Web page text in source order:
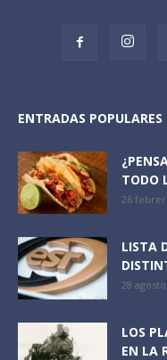
ENTRADAS POPULARES
TODO
26
LISTA
28 agosto
LOS
EN LA